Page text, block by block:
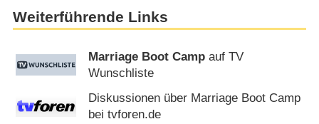
Weiterführende Links
Marriage Boot Camp auf TV
Wunschliste
Diskussionen über Marriage Boot Camp
bei tvforen.de